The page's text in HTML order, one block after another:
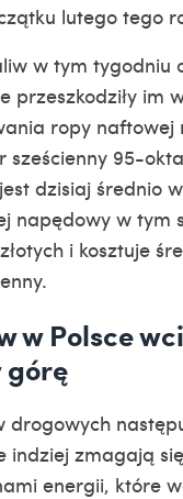
lutego tego
w tym tygodniu
przeszkodziły im
ropy naftowej
sześcienny 95-
dzisiaj średnio
napędowy w tym
i kosztuje
w Polsce
górę
drogowych
indziej zmagają
energii, które